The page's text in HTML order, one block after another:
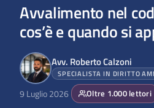
Avvalimento nel
cos’è e quando si
Avv. Roberto Calzoni
SPECIALISTA IN DIRITTO
9 Luglio 2026 Oltre 1.000lettori